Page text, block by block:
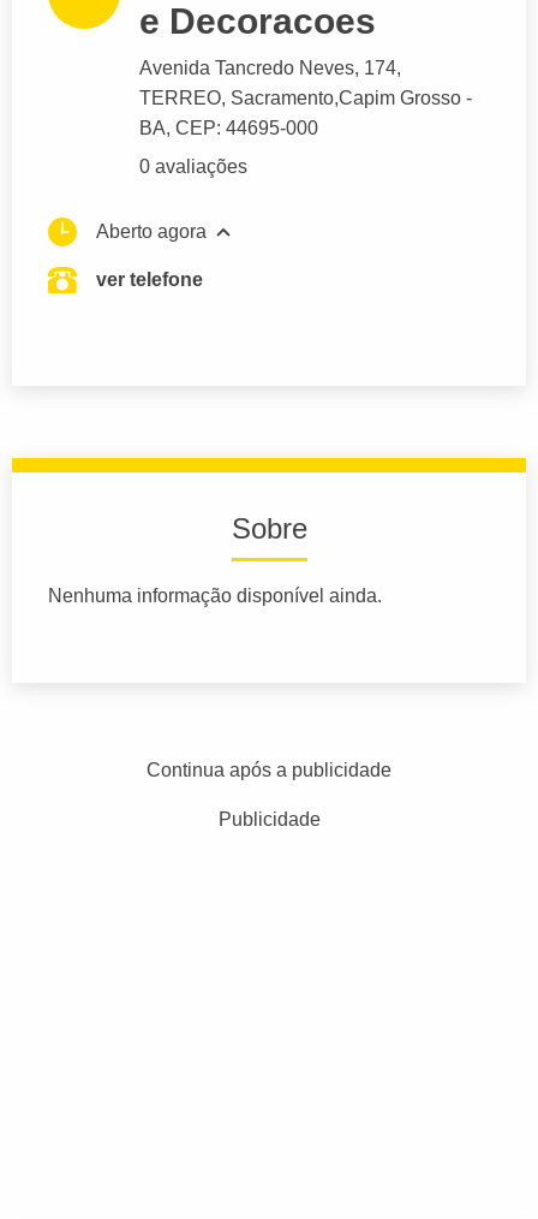
e Decoracoes
Avenida Tancredo Neves, 174,
TERREO, Sacramento,Capim Grosso -
BA, CEP: 44695-000
0 avaliações
Aberto agora
ver telefone
Sobre
Nenhuma informação disponível ainda.
Continua após a publicidade
Publicidade